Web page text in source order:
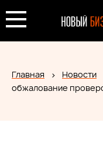
Главная Новости
обжалование